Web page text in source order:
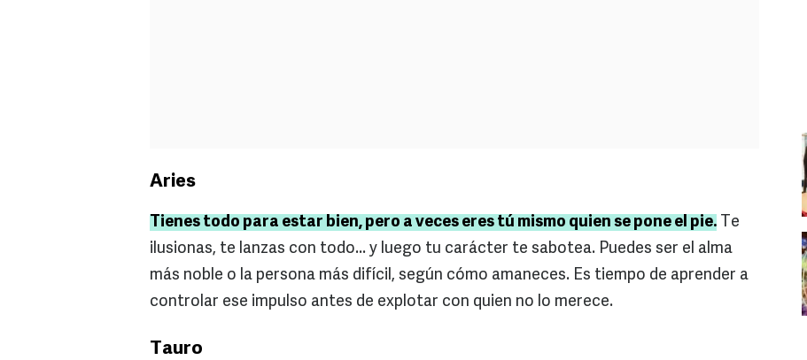
Aries
Tienes todo para estar bien, pero a veces eres tú mismo quien se pone el pie. Te
ilusionas, te lanzas con todo... y luego tu carácter te sabotea. Puedes ser el alma
más noble o la persona más difícil, según cómo amaneces. Es tiempo de aprender a
controlar ese impulso antes de explotar con quien no lo merece.
Tauro